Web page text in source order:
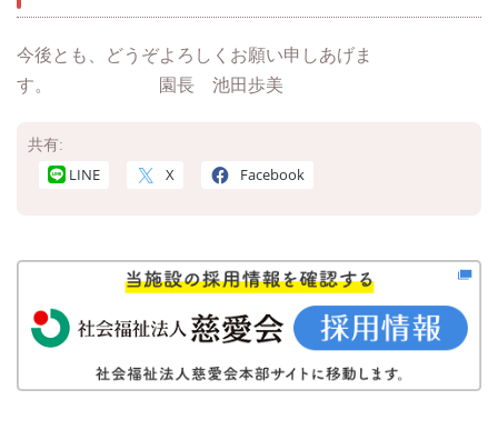
今後とも、どうぞよろしくお願い申しあげま
す。 園長 池田歩美
共有:
LINE X Facebook